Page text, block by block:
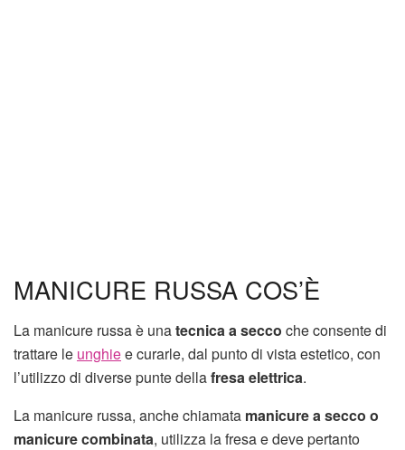
MANICURE RUSSA COS’È
La manicure russa è unatecnica a secco che consente di
trattare le unghiee curarle, dal punto di vista estetico, con
l’utilizzo di diverse punte dellafresa elettrica.
La manicure russa, anche chiamata manicure a secco o
manicure combinata, utilizza la fresa e deve pertanto